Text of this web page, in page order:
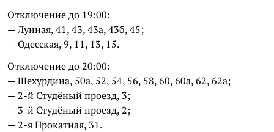
Отключение до 19:00:
— Лунная, 41, 43, 43а, 43б, 45;
— Одесская, 9, 11, 13, 15.
Отключение до 20:00:
— Шехурдина, 50a, 52, 54, 56, 58, 60, 60a, 62, 62а;
— 2-й Студёный проезд, 3;
— 3-й Студёный проезд, 2;
— 2-я Прокатная, 31.